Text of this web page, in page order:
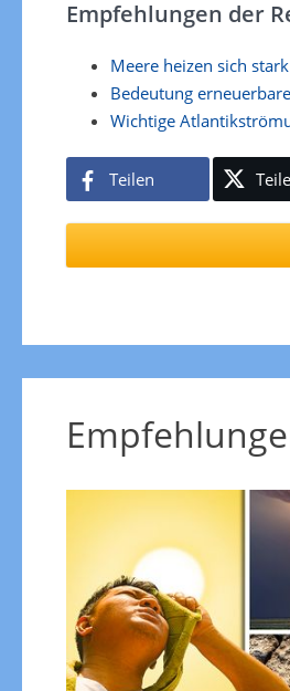
Empfehlungen der
Meere heizen sich
Bedeutung
Wichtige
Teilen